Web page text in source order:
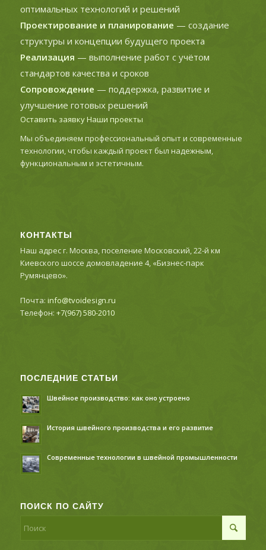
оптимальных технологий и решений
Проектирование и планирование — создание
структуры и концепции будущего проекта
Реализация — выполнение работ с учётом
стандартов качества и сроков
Сопровождение — поддержка, развитие и
улучшение готовых решений
Оставить заявкуНаши проекты
Мы объединяем профессиональный опыт и современные
технологии, чтобы каждый проект был надежным,
функциональным и эстетичным.
КОНТАКТЫ
Наш адрес г. Москва, поселение Московский, 22-й км
Киевского шоссе домовладение 4, «Бизнес-парк
Румянцево».
Почта: info@tvoidesign.ru
Телефон: +7(967) 580-2010
ПОСЛЕДНИЕ СТАТЬИ
Швейное производство: как оно устроено
История швейного производства и его развитие
Современные технологии в швейной промышленности
ПОИСК ПО САЙТУ